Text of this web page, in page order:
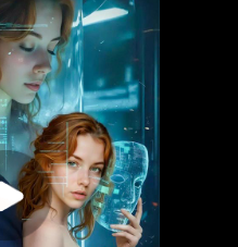
de bunu
Samuel
olduğu için
ve
Kaylee ondan
evlendikten
değerli